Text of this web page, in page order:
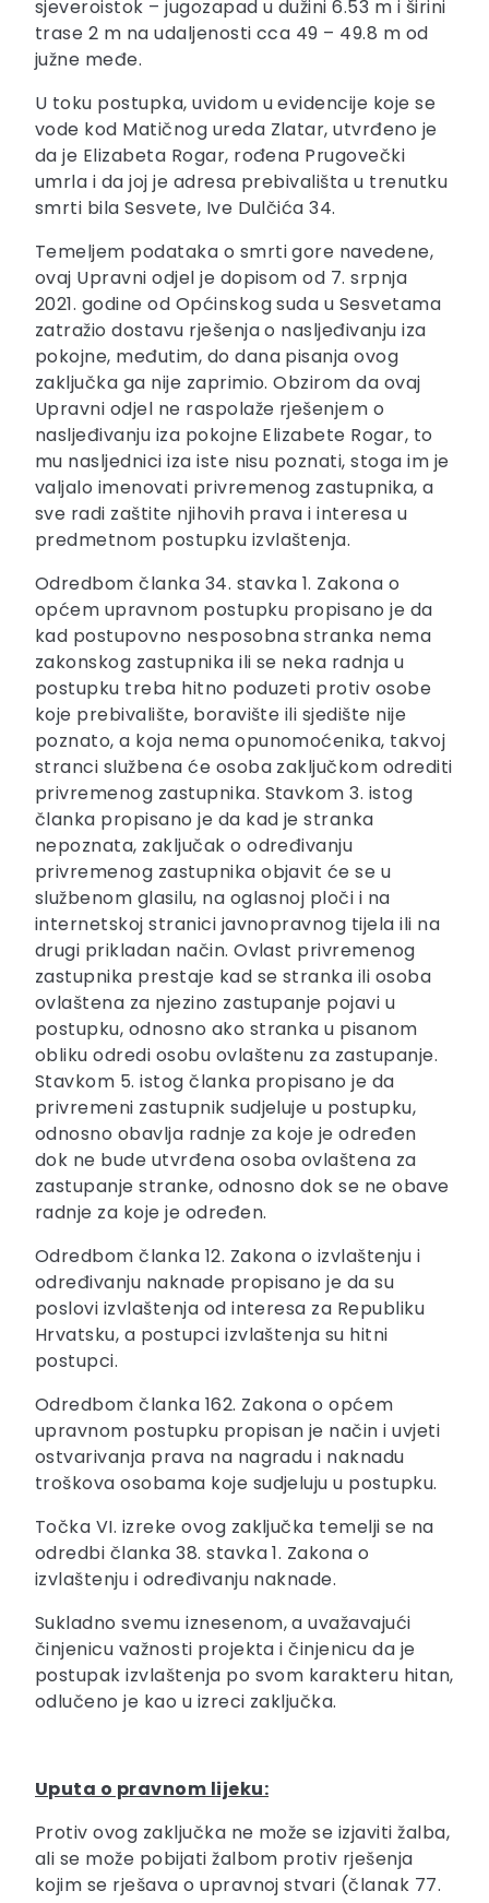
sjeveroistok – jugozapad u dužini 6.53 m i širini
trase 2 m na udaljenosti cca 49 – 49.8 m od
južne međe.
U toku postupka, uvidom u evidencije koje se
vode kod Matičnog ureda Zlatar, utvrđeno je
da je Elizabeta Rogar, rođena Prugovečki
umrla i da joj je adresa prebivališta u trenutku
smrti bila Sesvete, Ive Dulčića 34.
Temeljem podataka o smrti gore navedene,
ovaj Upravni odjel je dopisom od 7. srpnja
2021. godine od Općinskog suda u Sesvetama
zatražio dostavu rješenja o nasljeđivanju iza
pokojne, međutim, do dana pisanja ovog
zaključka ga nije zaprimio. Obzirom da ovaj
Upravni odjel ne raspolaže rješenjem o
nasljeđivanju iza pokojne Elizabete Rogar, to
mu nasljednici iza iste nisu poznati, stoga im je
valjalo imenovati privremenog zastupnika, a
sve radi zaštite njihovih prava i interesa u
predmetnom postupku izvlaštenja.
Odredbom članka 34. stavka 1. Zakona o
općem upravnom postupku propisano je da
kad postupovno nesposobna stranka nema
zakonskog zastupnika ili se neka radnja u
postupku treba hitno poduzeti protiv osobe
koje prebivalište, boravište ili sjedište nije
poznato, a koja nema opunomoćenika, takvoj
stranci službena će osoba zaključkom odrediti
privremenog zastupnika. Stavkom 3. istog
članka propisano je da kad je stranka
nepoznata, zaključak o određivanju
privremenog zastupnika objavit će se u
službenom glasilu, na oglasnoj ploči i na
internetskoj stranici javnopravnog tijela ili na
drugi prikladan način. Ovlast privremenog
zastupnika prestaje kad se stranka ili osoba
ovlaštena za njezino zastupanje pojavi u
postupku, odnosno ako stranka u pisanom
obliku odredi osobu ovlaštenu za zastupanje.
Stavkom 5. istog članka propisano je da
privremeni zastupnik sudjeluje u postupku,
odnosno obavlja radnje za koje je određen
dok ne bude utvrđena osoba ovlaštena za
zastupanje stranke, odnosno dok se ne obave
radnje za koje je određen.
Odredbom članka 12. Zakona o izvlaštenju i
određivanju naknade propisano je da su
poslovi izvlaštenja od interesa za Republiku
Hrvatsku, a postupci izvlaštenja su hitni
postupci.
Odredbom članka 162. Zakona o općem
upravnom postupku propisan je način i uvjeti
ostvarivanja prava na nagradu i naknadu
troškova osobama koje sudjeluju u postupku.
Točka VI. izreke ovog zaključka temelji se na
odredbi članka 38. stavka 1. Zakona o
izvlaštenju i određivanju naknade.
Sukladno svemu iznesenom, a uvažavajući
činjenicu važnosti projekta i činjenicu da je
postupak izvlaštenja po svom karakteru hitan,
odlučeno je kao u izreci zaključka.
Uputa o pravnom lijeku:
Protiv ovog zaključka ne može se izjaviti žalba,
ali se može pobijati žalbom protiv rješenja
kojim se rješava o upravnoj stvari (članak 77.